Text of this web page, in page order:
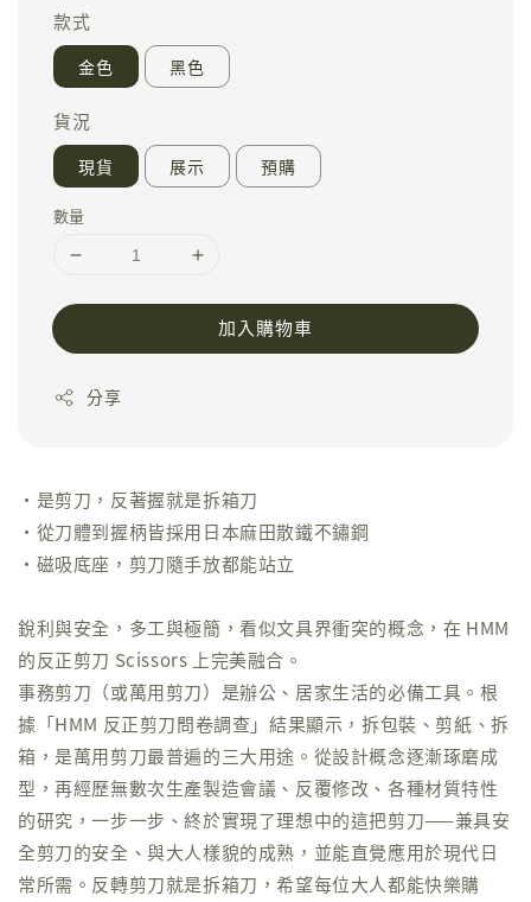
款式
金色 黑色
貨況
現貨 展示 預購
數量
加入購物車
分享
・是剪刀，反著握就是拆箱刀
・從刀體到握柄皆採用日本麻田散鐵不鏽鋼
・磁吸底座，剪刀隨手放都能站立
銳利與安全，多工與極簡，看似文具界衝突的概念，在 HMM
的反正剪刀 Scissors 上完美融合。
事務剪刀（或萬用剪刀）是辦公、居家生活的必備工具。根
據「HMM 反正剪刀問卷調查」結果顯示，拆包裝、剪紙、拆
箱，是萬用剪刀最普遍的三大用途。從設計概念逐漸琢磨成
型，再經歷無數次生產製造會議、反覆修改、各種材質特性
的研究，一步一步、終於實現了理想中的這把剪刀——兼具安
全剪刀的安全、與大人樣貌的成熟，並能直覺應用於現代日
常所需。反轉剪刀就是拆箱刀，希望每位大人都能快樂購